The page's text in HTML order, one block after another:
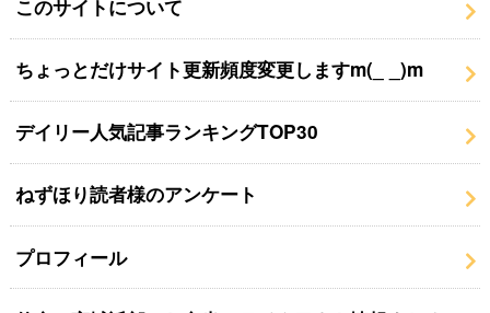
このサイトについて
ちょっとだけサイト更新頻度変更しますm(_ _)m
デイリー人気記事ランキングTOP30
ねずほり読者様のアンケート
プロフィール